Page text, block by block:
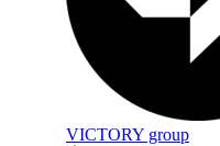
VICTORY group